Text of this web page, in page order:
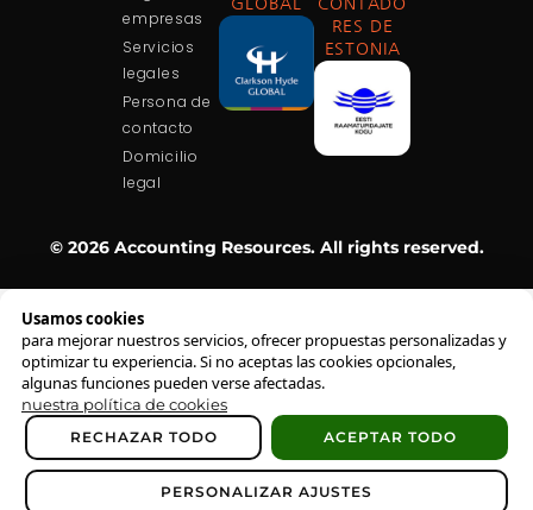
Usamos cookies
para mejorar nuestros servicios, ofrecer propuestas personalizadas y
optimizar tu experiencia. Si no aceptas las cookies opcionales,
algunas funciones pueden verse afectadas.
nuestra política de cookies
PERSONALIZAR AJUSTES
RECHAZAR TODO ACEPTAR TODO
empresas
Servicios
legales
Persona de
contacto
Domicilio
legal
RES DE
ESTONIA
© 2026 Accounting Resources. All rights reserved.